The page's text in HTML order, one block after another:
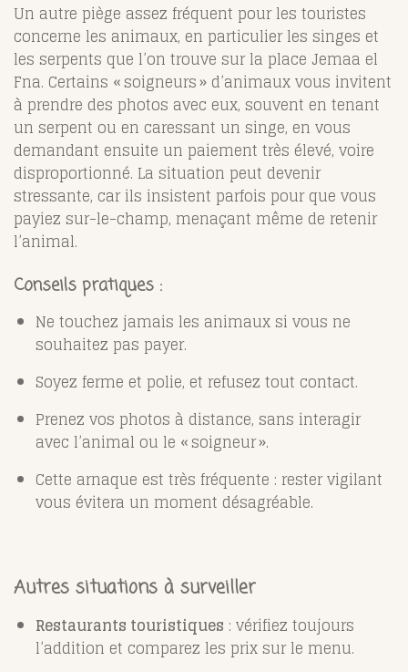
Un autre piège assez fréquent pour les touristes
concerne les animaux, en particulier les singes et
les serpents que l’on trouve sur la place Jemaa el
Fna. Certains « soigneurs » d’animaux vous invitent
à prendre des photos avec eux, souvent en tenant
un serpent ou en caressant un singe, en vous
demandant ensuite un paiement très élevé, voire
disproportionné. La situation peut devenir
stressante, car ils insistent parfois pour que vous
payiez sur-le-champ, menaçant même de retenir
l’animal.
Conseils pratiques :
Ne touchez jamais les animaux si vous ne
souhaitez pas payer.
Soyez ferme et polie, et refusez tout contact.
Prenez vos photos à distance, sans interagir
avec l’animal ou le « soigneur ».
Cette arnaque est très fréquente : rester vigilant
vous évitera un moment désagréable.
Autres situations à surveiller
Restaurants touristiques : vérifiez toujours
l’addition et comparez les prix sur le menu.